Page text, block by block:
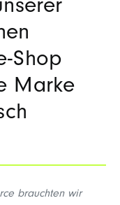
Shop
Marke
brauchten wir